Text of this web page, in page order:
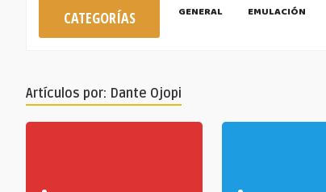
CATEGORÍAS GENERAL EMULACIÓN
Artículos por: Dante Ojopi